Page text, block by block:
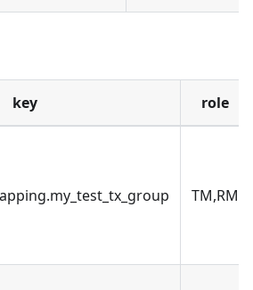
key role
TM,RM